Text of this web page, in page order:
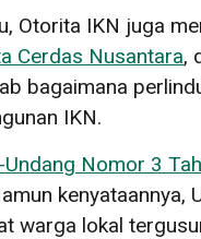
Otorita IKN juga
Cerdas Nusantara,
bagaimana
IKN.
Undang Nomor 3
kenyataannya,
warga lokal